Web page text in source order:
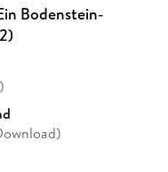
Bodenstein-
)